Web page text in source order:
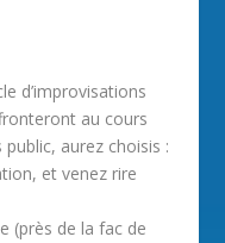
d’improvisations
au cours
aurez choisis :
et venez rire
(près de la fac de